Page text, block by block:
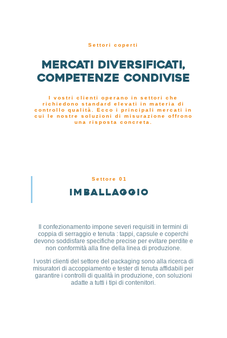
Settori coperti
Mercati diversificati,
competenze condivise
I vostri clienti operano in settori che
richiedono standard elevati in materia di
controllo qualità. Ecco i principali mercati in
cui le nostre soluzioni di misurazione offrono
una risposta concreta.
Settore 01
Imballaggio
Il confezionamento impone severi requisiti in termini di
coppia di serraggio e tenuta : tappi, capsule e coperchi
devono soddisfare specifiche precise per evitare perdite e
non conformità alla fine della linea di produzione.
I vostri clienti del settore del packaging sono alla ricerca di
misuratori di accoppiamento e tester di tenuta affidabili per
garantire i controlli di qualità in produzione, con soluzioni
adatte a tutti i tipi di contenitori.